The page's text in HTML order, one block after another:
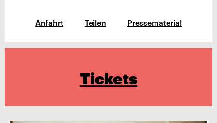
Anfahrt Teilen Pressematerial
Tickets